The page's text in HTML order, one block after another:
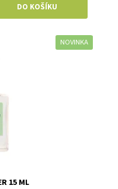
NOVINKA
15 ML